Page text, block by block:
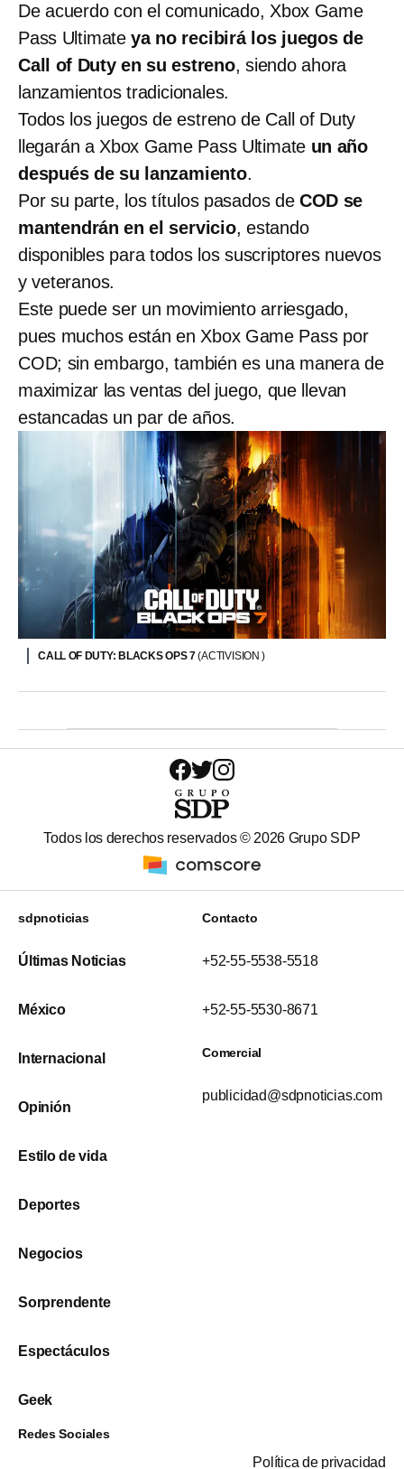
De acuerdo con el comunicado, Xbox Game
Pass Ultimate ya no recibirá los juegos de
Call of Duty en su estreno, siendo ahora
lanzamientos tradicionales.
Todos los juegos de estreno de Call of Duty
llegarán a Xbox Game Pass Ultimate un año
después de su lanzamiento.
Por su parte, los títulos pasados de COD se
mantendrán en el servicio, estando
disponibles para todos los suscriptores nuevos
y veteranos.
Este puede ser un movimiento arriesgado,
pues muchos están en Xbox Game Pass por
COD; sin embargo, también es una manera de
maximizar las ventas del juego, que llevan
estancadas un par de años.
CALL OF DUTY: BLACKS OPS 7(ACTIVISION )
Todos los derechos reservados © 2026 Grupo SDP
sdpnoticias
Últimas Noticias
México
Internacional
Opinión
Estilo de vida
Deportes
Negocios
Sorprendente
Espectáculos
Geek
Contacto
+52-55-5538-5518
+52-55-5530-8671
Comercial
publicidad@sdpnoticias.com
Redes Sociales
Política de privacidad